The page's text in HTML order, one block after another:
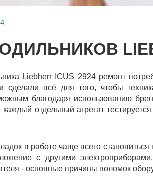
Liebherr ICUS 2924 ремонт
сделали всё для того, чтобы
благодаря использованию
отдельный агрегат
в работе чаще всего
с другими
- основные причины поломок